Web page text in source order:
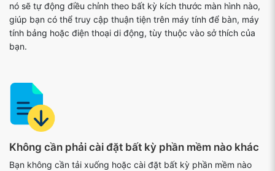
nó sẽ tự động điều chỉnh theo bất kỳ kích thước màn hình nào,
giúp bạn có thể truy cập thuận tiện trên máy tính để bàn, máy
tính bảng hoặc điện thoại di động, tùy thuộc vào sở thích của
bạn.
Không cần phải cài đặt bất kỳ phần mềm nào khác
Bạn không cần tải xuống hoặc cài đặt bất kỳ phần mềm nào